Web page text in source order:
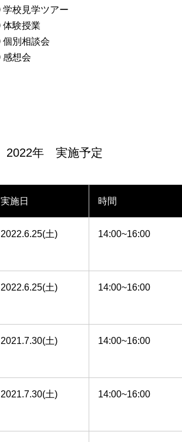
校見学ツアー
験授業
別相談会
想会
2022年 実施予定
実施日 時間
2022.6.25(土) 14:00~16:00
2022.6.25(土) 14:00~16:00
2021.7.30(土) 14:00~16:00
2021.7.30(土) 14:00~16:00